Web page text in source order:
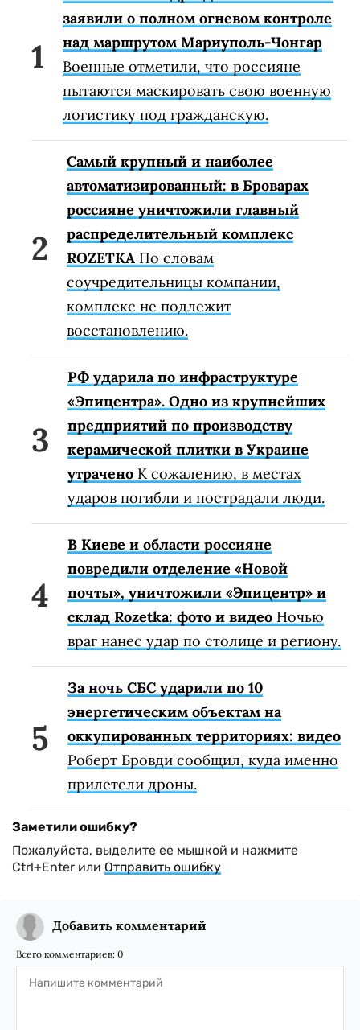
заявили о полном огневом контроле
над маршрутом Мариуполь-Чонгар
Военные отметили, что россияне
пытаются маскировать свою военную
логистику под гражданскую.
Самый крупный и наиболее
автоматизированный: в Броварах
россияне уничтожили главный
распределительный комплекс
ROZETKA По словам
соучредительницы компании,
комплекс не подлежит
восстановлению.
РФ ударила по инфраструктуре
«Эпицентра». Одно из крупнейших
предприятий по производству
керамической плитки в Украине
утрачено К сожалению, в местах
ударов погибли и пострадали люди.
В Киеве и области россияне
повредили отделение «Новой
почты», уничтожили «Эпицентр» и
склад Rozetka: фото и видео Ночью
враг нанес удар по столице и региону.
За ночь СБС ударили по 10
энергетическим объектам на
оккупированных территориях: видео
Роберт Бровди сообщил, куда именно
прилетели дроны.
Заметили ошибку?
Пожалуйста, выделите ее мышкой и нажмите
Ctrl+Enter или Отправить ошибку
Добавить комментарий
Всего комментариев: 0